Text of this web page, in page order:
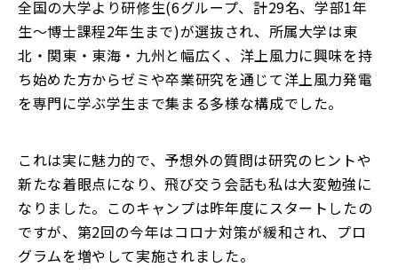
全国の大学より研修生(6グループ、計29名、学部1年
生～博士課程2年生まで)が選抜され、所属大学は東
北・関東・東海・九州と幅広く、洋上風力に興味を持
ち始めた方からゼミや卒業研究を通じて洋上風力発電
を専門に学ぶ学生まで集まる多様な構成でした。
これは実に魅力的で、予想外の質問は研究のヒントや
新たな着眼点になり、飛び交う会話も私は大変勉強に
なりました。このキャンプは昨年度にスタートしたの
ですが、第2回の今年はコロナ対策が緩和され、プロ
グラムを増やして実施されました。